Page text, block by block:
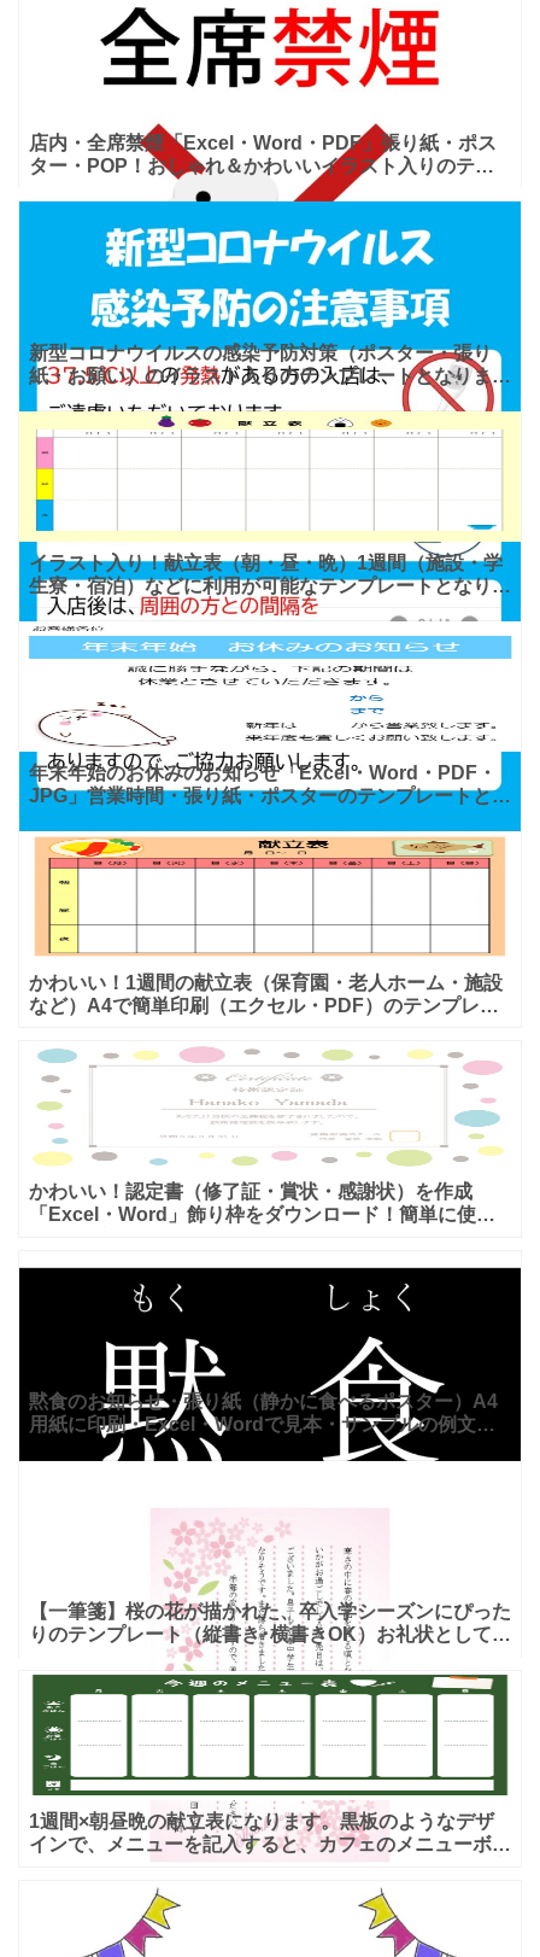
店内・全席禁煙「Excel・Word・PDF」張り紙・ポス
ター・POP！おしゃれ＆かわいいイラスト入りのテン
プレートとなります。エクセルとワードはテキストを全
新型コロナウイルスの感染予防対策（ポスター・張り
紙・お願い）のイラスト入りのテンプレートとなりま
す。PDF/JPGはA4サイズで印刷する事で、そのまま利
イラスト入り！献立表（朝・昼・晩）1週間（施設・学
生寮・宿泊）などに利用が可能なテンプレートとなりま
す。朝ごはん・昼ごはん・晩ごはんが記載出来ますの
で、高齢者の
年末年始のお休みのお知らせ「Excel・Word・PDF・
JPG」営業時間・張り紙・ポスターのテンプレートとな
かわいい！1週間の献立表（保育園・老人ホーム・施設
など）A4で簡単印刷（エクセル・PDF）のテンプレー
する事や
かわいい！認定書（修了証・賞状・感謝状）を作成
「Excel・Word」飾り枠をダウンロード！簡単に使え
黙食のお知らせ・張り紙（静かに食べるポスター）A4
用紙に印刷・Excel・Wordで見本・サンプルの例文が
編集出来るテンプレートです。JPGとPDFは印刷し張
【一筆箋】桜の花が描かれた、卒入学シーズンにぴった
りのテンプレート（縦書き･横書きOK）お礼状としてお
使いいただけるフォーマットです。この時期、お子様の
卒業祝い
1週間×朝昼晩の献立表になります。黒板のようなデザ
インで、メニューを記入すると、カフェのメニューボー
ドの用に仕上がる、おしゃれなテンプレートです。ご家